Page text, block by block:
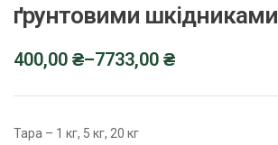
ґрунтовими шкідниками
400,00 ₴–7733,00 ₴
Тара – 1 кг, 5 кг, 20 кг